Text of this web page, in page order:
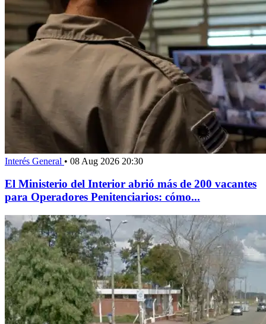
Interés General • 08 Aug 2026 20:30
El Ministerio del Interior abrió más de 200 vacantes
para Operadores Penitenciarios: cómo...